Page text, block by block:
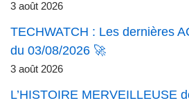
3 août 2026
TECHWATCH : Les dernières
du 03/08/2026 🚀
3 août 2026
L’HISTOIRE MERVEILLEUSE